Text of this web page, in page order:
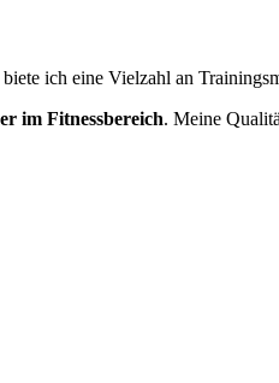
biete ich eine Vielzahl an
im Fitnessbereich. Meine